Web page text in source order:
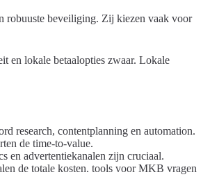
robuuste beveiliging. Zij kiezen vaak voor
en lokale betaalopties zwaar. Lokale
research, contentplanning en automation.
de time-to-value.
en advertentiekanalen zijn cruciaal.
de totale kosten. tools voor MKB vragen